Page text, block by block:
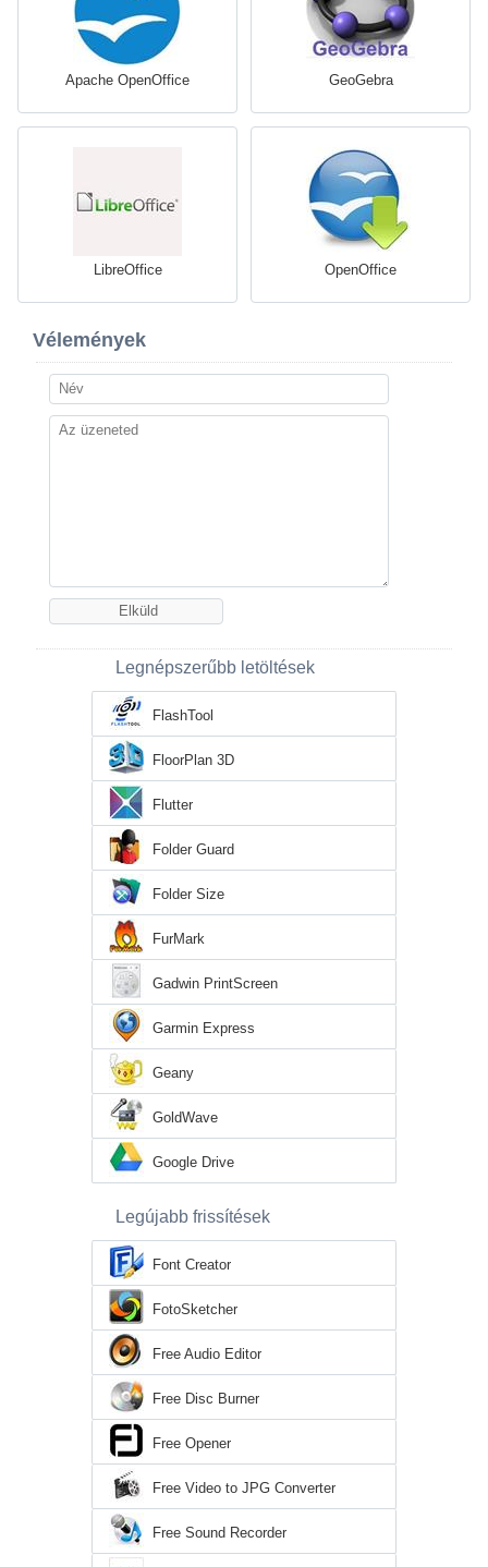
Apache OpenOffice GeoGebra
LibreOffice OpenOffice
Vélemények
Legnépszerűbb letöltések
FlashTool
FloorPlan 3D
Flutter
Folder Guard
Folder Size
FurMark
Gadwin PrintScreen
Garmin Express
Geany
GoldWave
Google Drive
Legújabb frissítések
Font Creator
FotoSketcher
Free Audio Editor
Free Disc Burner
Free Opener
Free Video to JPG Converter
Free Sound Recorder